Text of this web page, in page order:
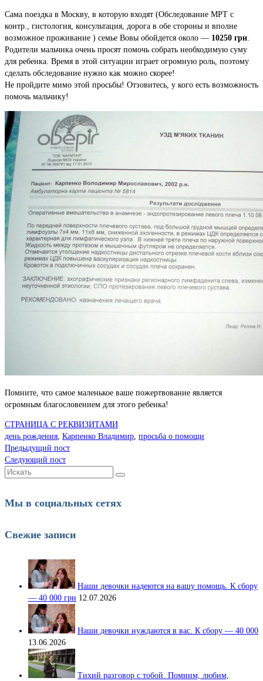
Сама поездка в Москву, в которую входят (Обследование МРТ с
контр., гистология, консультация, дорога в обе стороны и вполне
возможное проживание ) семье Вовы обойдется около — 10250 грн.
Родители мальчика очень просят помочь собрать необходимую суму
для ребенка. Время в этой ситуации играет огромную роль, поэтому
сделать обследование нужно как можно скорее!
Не пройдите мимо этой просьбы! Отзовитесь, у кого есть возможность
помочь мальчику!
Помните, что самое маленькое ваше пожертвование является
огромным благословением для этого ребенка!
СТРАНИЦА С РЕКВИЗИТАМИ
день рождения, Карпенко Владимир, просьба о помощи
Предыдущий пост
Следующий пост
Искать:
Мы в социальных сетях
Свежие записи
Наши девочки надеются на вашу помощь. К сбору
— 40 000 грн 12.07.2026
Наши девочки нуждаются в вас. К сбору — 40 000
13.06.2026
Тихий разговор с тобой. Помним, любим,